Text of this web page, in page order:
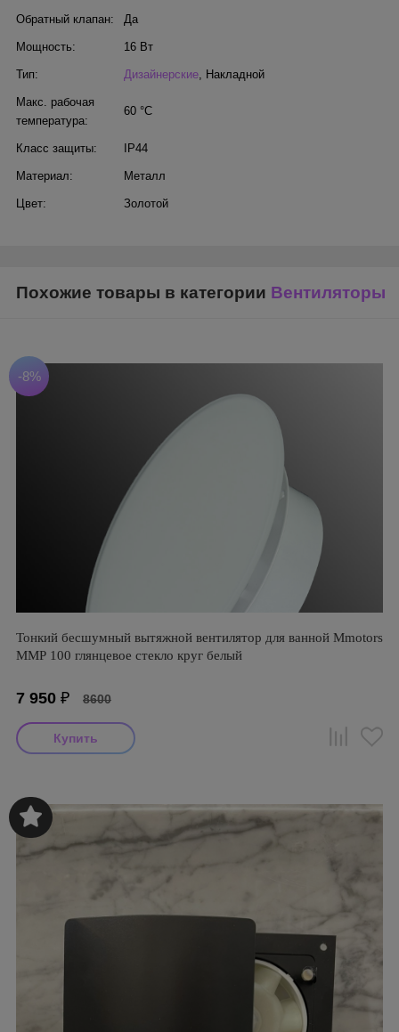
Обратный клапан: Да
Мощность: 16 Вт
Тип: Дизайнерские, Накладной
Макс. рабочая
температура:
60 °С
Класс защиты: IP44
Материал: Металл
Цвет: Золотой
Похожие товары в категории Вентиляторы
-8%
Тонкий бесшумный вытяжной вентилятор для ванной Mmotors
ММР 100 глянцевое стекло круг белый
7 950 ₽ 8600